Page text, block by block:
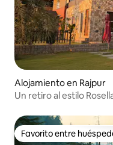
Alojamiento en Rajpur
Un retiro al estilo
Favorito entre
Favorito entre